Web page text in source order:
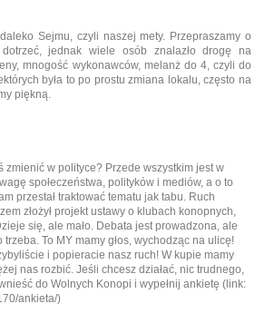
Sejmu, czyli naszej mety. Przepraszamy o
jednak wiele osób znalazło drogę na
mnogość wykonawców, melanż do 4, czyli do
była to po prostu zmiana lokalu, często na
piękną.
zmienić w polityce? Przede wszystkim jest w
społeczeństwa, polityków i mediów, a o to
przestał traktować tematu jak tabu. Ruch
złożył projekt ustawy o klubach konopnych,
się, ale mało. Debata jest prowadzona, ale
To MY mamy głos, wychodząc na ulicę!
i popieracie nasz ruch! W kupie mamy
nas rozbić. Jeśli chcesz działać, nic trudnego,
do Wolnych Konopi i wypełnij ankietę (link:
ankieta/)